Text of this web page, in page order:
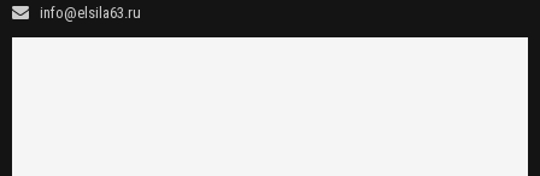
info@elsila63.ru